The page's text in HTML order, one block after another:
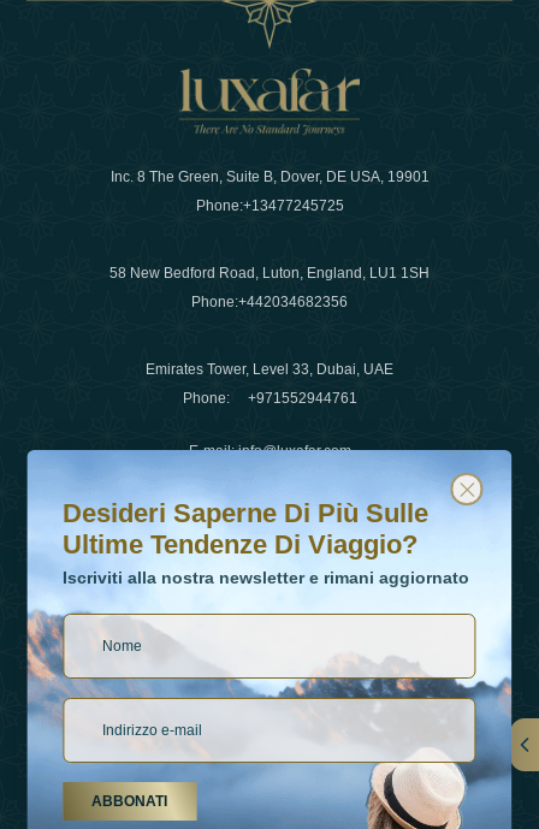
Inc. 8 The Green, Suite B, Dover, DE USA, 19901
Phone:+13477245725
58 New Bedford Road, Luton, England, LU1 1SH
Phone:+442034682356
Emirates Tower, Level 33, Dubai, UAE
Phone: +971552944761
E-mail:info@luxafar.com
WhatsApp No
+442034682356
Collegamenti
Desideri saperne di più sulle ultime tendenze di viaggio?
Iscriviti alla nostra newsletter e rimani aggiornato
Desideri Saperne Di Più Sulle
Ultime Tendenze Di Viaggio?
Iscriviti alla nostra newsletter e rimani aggiornato
ABBONATI